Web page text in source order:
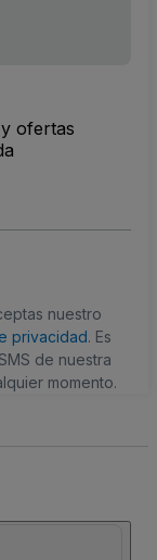
ofertas
nuestro
privacidad. Es
de nuestra
momento.